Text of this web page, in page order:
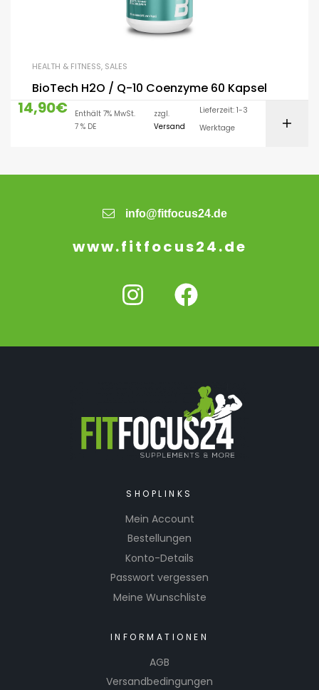
HEALTH & FITNESS, SALES
BioTech H2O / Q-10 Coenzyme 60 Kapsel
14,90€
Enthält 7% MwSt.
7 % DE
zzgl.
Versand
Lieferzeit: 1-3
Werktage
info@fitfocus24.de
www.fitfocus24.de
SHOPLINKS
Mein Account
Bestellungen
Konto-Details
Passwort vergessen
Meine Wunschliste
INFORMATIONEN
AGB
Versandbedingungen